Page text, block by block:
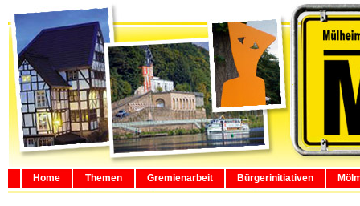
Home Themen Gremienarbeit Bürgerinitiativen